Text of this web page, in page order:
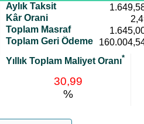
Aylık Taksit
Kâr Orani
Toplam Masraf
Toplam Geri Ödeme
Yıllık Toplam Maliyet Oranı*
30,99
%